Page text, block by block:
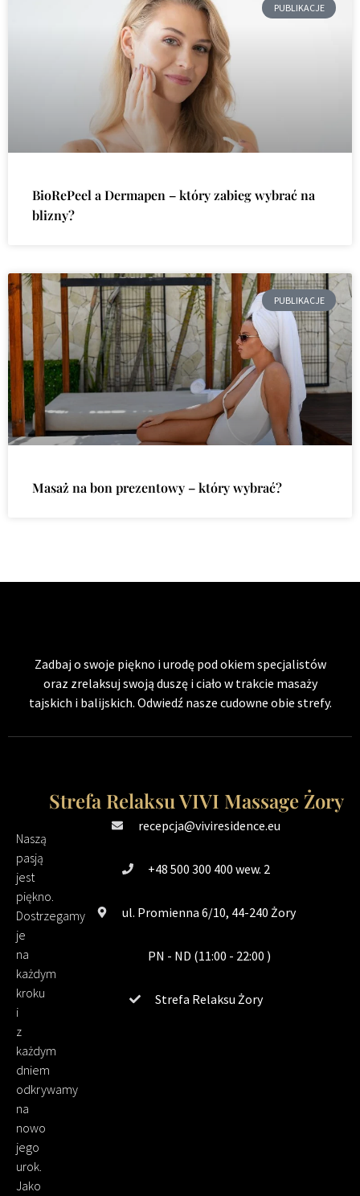
PUBLIKACJE
BioRePeel a Dermapen – który zabieg wybrać na
blizny?
PUBLIKACJE
Masaż na bon prezentowy – który wybrać?
Zadbaj o swoje piękno i urodę pod okiem specjalistów
oraz zrelaksuj swoją duszę i ciało w trakcie masaży
tajskich i balijskich. Odwiedź nasze cudowne obie strefy.
Naszą
pasją
jest
piękno.
Dostrzegamy
je
na
każdym
kroku
i
z
każdym
dniem
odkrywamy
na
nowo
jego
urok.
Jako
Strefa Relaksu VIVI Massage Żory
recepcja@viviresidence.eu
+48 500 300 400 wew. 2
ul. Promienna 6/10, 44-240 Żory
PN - ND (11:00 - 22:00 )
Strefa Relaksu Żory